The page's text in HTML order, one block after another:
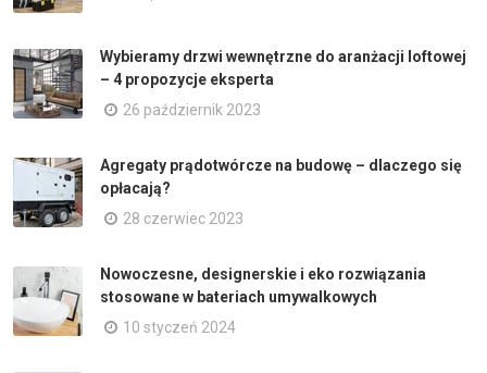
Wybieramy drzwi wewnętrzne do aranżacji loftowej
– 4 propozycje eksperta
26 październik 2023
Agregaty prądotwórcze na budowę – dlaczego się
opłacają?
28 czerwiec 2023
Nowoczesne, designerskie i eko rozwiązania
stosowane w bateriach umywalkowych
10 styczeń 2024